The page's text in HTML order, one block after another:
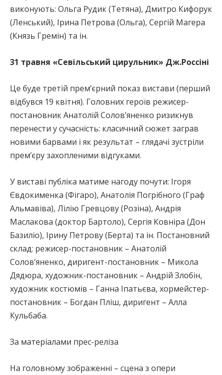
виконують: Ольга Рудик (Тетяна), Дмитро Кифорук
(Ленський), Ірина Петрова (Ольга), Сергій Магера
(Князь Гремін) та ін.
31 травня «Севільський цирульник» Дж.Россіні
Це буде третій прем’єрний показ вистави (перший
відбувся 19 квітня). Головних героїв режисер-
постановник Анатолій Солов’яненко ризикнув
перенести у сучасність: класичний сюжет заграв
новими барвами і як результат – глядачі зустріли
прем’єру захопленими відгуками.
У виставі публіка матиме нагоду почути: Ігоря
Євдокименка (Фігаро), Анатолія Погрібного (Граф
Альмавіва), Лілію Гревцову (Розіна), Андрія
Маслакова (доктор Бартоло), Сергія Ковніра (Дон
Базиліо), Ірину Петрову (Берта) та ін. Постановний
склад: режисер-постановник – Анатолій
Солов’яненко, диригент-постановник – Микола
Дядюра, художник-постановник – Андрій Злобін,
художник костюмів – Ганна Іпатьєва, хормейстер-
постановник – Богдан Пліш, диригент – Алла
Кульбаба.
За матеріалами прес-реліза
На головному зображенні – сцена з опери